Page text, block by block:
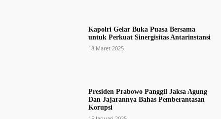
Kapolri Gelar Buka Puasa Bersama
untuk Perkuat Sinergisitas Antarinstansi
18 Maret 2025
Presiden Prabowo Panggil Jaksa Agung
Dan Jajarannya Bahas Pemberantasan
Korupsi